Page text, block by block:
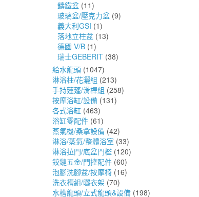
鑄鐵盆 (11)
玻璃盆/壓克力盆 (9)
義大利GSI (1)
落地立柱盆 (13)
德國 V/B (1)
瑞士GEBERIT (38)
給水龍頭 (1047)
淋浴柱/花灑組 (213)
手持蓮蓬/滑桿組 (258)
按摩浴缸/設備 (131)
各式浴缸 (463)
浴缸零配件 (61)
蒸氣機/桑拿設備 (42)
淋浴/蒸氣/整體浴室 (33)
淋浴拉門/底盆門檻 (120)
鉸鏈五金/門控配件 (60)
泡腳洗腳盆/按摩椅 (16)
洗衣槽組/曬衣架 (70)
水槽龍頭/立式龍頭&設備 (198)